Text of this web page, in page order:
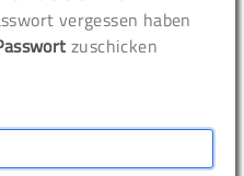
vergessen haben
zuschicken